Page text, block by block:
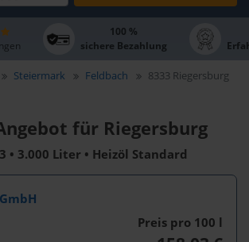
100 %
sichere Bezahlung
Steiermark Feldbach
8333 Riegersburg
für Riegersburg
• 3.000 Liter • Heizöl Standard
Preis pro 100 l